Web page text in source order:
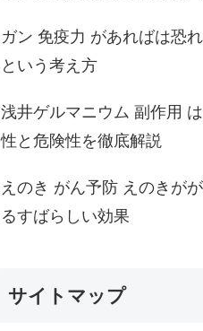
ガン 免疫力 があればは恐
という考え方
浅井ゲルマニウム 副作用
性と危険性を徹底解説
えのき がん予防 えのきが
るすばらしい効果
サイトマップ